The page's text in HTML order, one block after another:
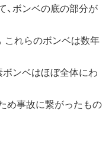
ボンベの底の部分が
これらのボンベは数年
ンベはほぼ全体にわ
め事故に繋がったもの